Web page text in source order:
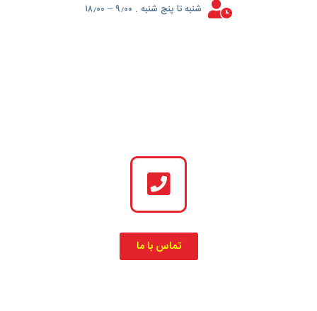
شنبه تا پنج شنبه . ۹٫۰۰ – ۱۸٫۰۰
تماس با ما